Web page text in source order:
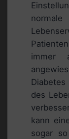
immer
des
kann
sogar